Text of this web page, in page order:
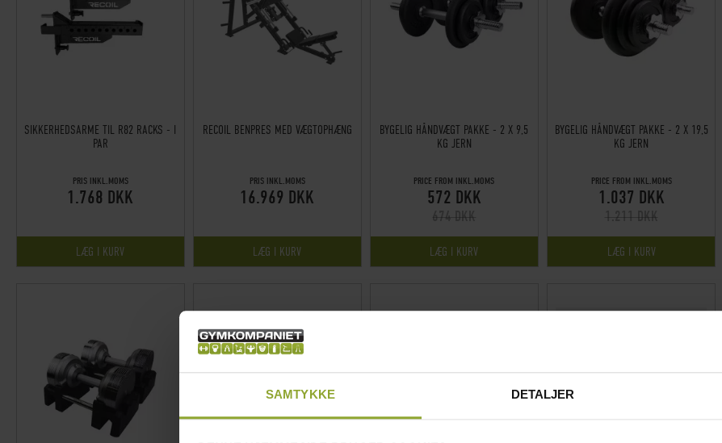
SAMTYKKE DETALJER
SIKKERHEDSARME TIL R82 RACKS - I
PAR
PRIS INKL.MOMS
1.768 DKK
LÆG I KURV
RECOIL BENPRES MED VÆGTOPHÆNG
PRIS INKL.MOMS
16.969 DKK
LÆG I KURV
BYGELIG HÅNDVÆGT PAKKE - 2 X 9,5
KG JERN
PRICE FROM INKL.MOMS
572 DKK
674 DKK
LÆG I KURV
BYGELIG HÅNDVÆGT PAKKE - 2 X 19,5
KG JERN
PRICE FROM INKL.MOMS
1.037 DKK
1.211 DKK
LÆG I KURV